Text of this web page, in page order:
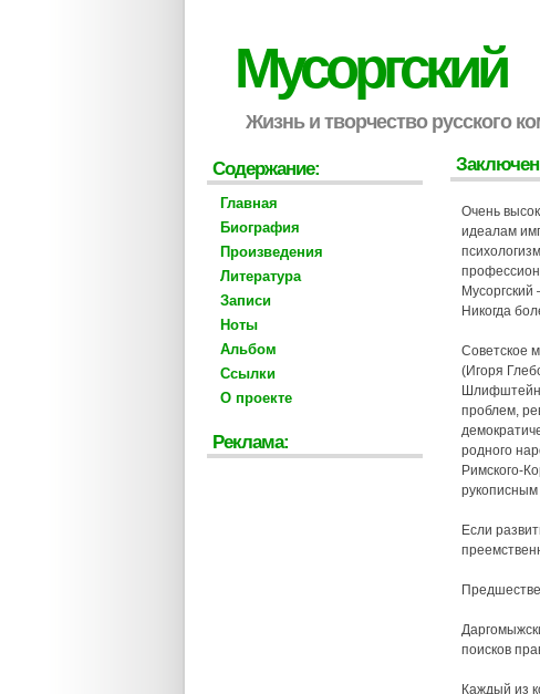
Мусоргский
Жизнь и творчество русского
Очень
идеалам
Никогда
Советское
(Игоря
проблем,
родного
Римского-
Если
поисков
Каждый из
Содержание:
Главная
Биография
Произведения
Литература
Записи
Ноты
Альбом
Ссылки
О проекте
Реклама: